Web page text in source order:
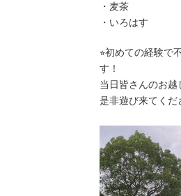
・麦茶
・いろはす
⭐︎初めての経験で
す！
当日皆さんのお越
是非遊び来てくだ